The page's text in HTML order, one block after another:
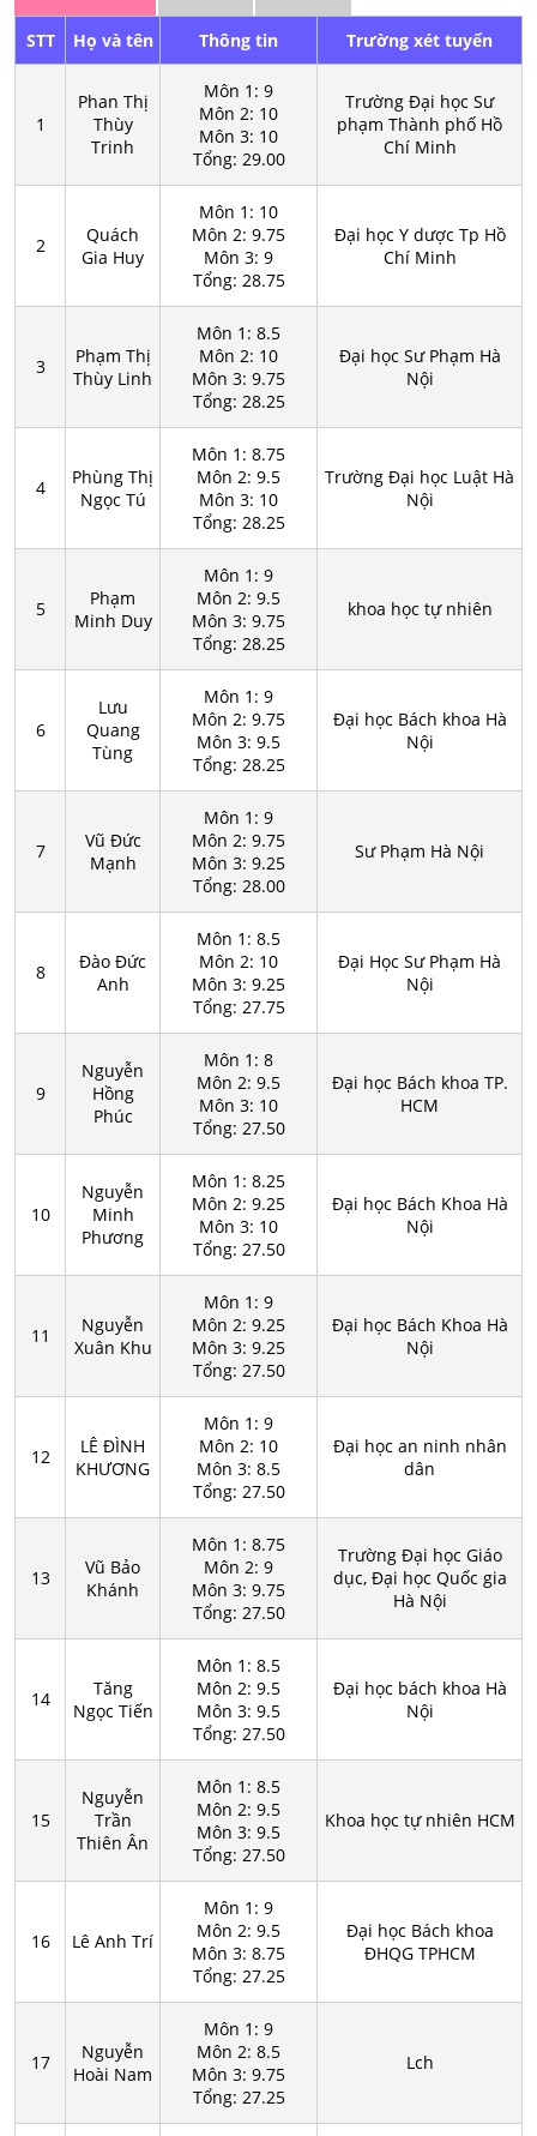
DIỆT NHANH TRẮC NGHIỆM THI
TN THPT&ĐH TOÁN NĂM 2025 -
THẦY NGUYỄN ĐÌNH HOÀN
Đề thi thử ĐGTD Bách Khoa phần
Tư duy Toán học - Đề số 3 - GV:
Ngô Văn Toản
STT Họ và tên Thông tin Trường xét tuyển
1
Phan Thị
Thùy
Trinh
Môn 1: 9
Môn 2: 10
Môn 3: 10
Tổng: 29.00
Trường Đại học Sư
phạm Thành phố Hồ
Chí Minh
2
Quách
Gia Huy
Môn 1: 10
Môn 2: 9.75
Môn 3: 9
Tổng: 28.75
Đại học Y dược Tp Hồ
Chí Minh
3
Phạm Thị
Thùy Linh
Môn 1: 8.5
Môn 2: 10
Môn 3: 9.75
Tổng: 28.25
Đại học Sư Phạm Hà
Nội
4
Phùng Thị
Ngọc Tú
Môn 1: 8.75
Môn 2: 9.5
Môn 3: 10
Tổng: 28.25
Trường Đại học Luật Hà
Nội
5
Phạm
Minh Duy
Môn 1: 9
Môn 2: 9.5
Môn 3: 9.75
Tổng: 28.25
khoa học tự nhiên
6
Lưu
Quang
Tùng
Môn 1: 9
Môn 2: 9.75
Môn 3: 9.5
Tổng: 28.25
Đại học Bách khoa Hà
Nội
7
Vũ Đức
Mạnh
Môn 1: 9
Môn 2: 9.75
Môn 3: 9.25
Tổng: 28.00
Sư Phạm Hà Nội
8
Đào Đức
Anh
Môn 1: 8.5
Môn 2: 10
Môn 3: 9.25
Tổng: 27.75
Đại Học Sư Phạm Hà
Nội
9
Nguyễn
Hồng
Phúc
Môn 1: 8
Môn 2: 9.5
Môn 3: 10
Tổng: 27.50
Đại học Bách khoa TP.
HCM
10
Nguyễn
Minh
Phương
Môn 1: 8.25
Môn 2: 9.25
Môn 3: 10
Tổng: 27.50
Đại học Bách Khoa Hà
Nội
11
Nguyễn
Xuân Khu
Môn 1: 9
Môn 2: 9.25
Môn 3: 9.25
Tổng: 27.50
Đại học Bách Khoa Hà
Nội
12
LÊ ĐÌNH
KHƯƠNG
Môn 1: 9
Môn 2: 10
Môn 3: 8.5
Tổng: 27.50
Đại học an ninh nhân
dân
13
Vũ Bảo
Khánh
Môn 1: 8.75
Môn 2: 9
Môn 3: 9.75
Tổng: 27.50
Trường Đại học Giáo
dục, Đại học Quốc gia
Hà Nội
14
Tăng
Ngọc Tiến
Môn 1: 8.5
Môn 2: 9.5
Môn 3: 9.5
Tổng: 27.50
Đại học bách khoa Hà
Nội
15
Nguyễn
Trần
Thiên Ân
Môn 1: 8.5
Môn 2: 9.5
Môn 3: 9.5
Tổng: 27.50
Khoa học tự nhiên HCM
16 Lê Anh Trí
Môn 1: 9
Môn 2: 9.5
Môn 3: 8.75
Tổng: 27.25
Đại học Bách khoa
ĐHQG TPHCM
17
Nguyễn
Hoài Nam
Môn 1: 9
Môn 2: 8.5
Môn 3: 9.75
Tổng: 27.25
Lch